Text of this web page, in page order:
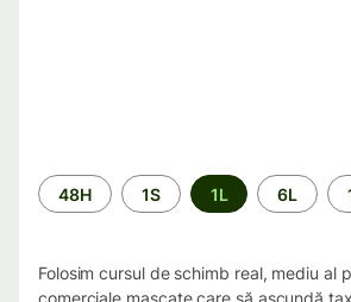
Perioada
48H 1S 1L 6L
Folosim cursul de schimb real, mediu al